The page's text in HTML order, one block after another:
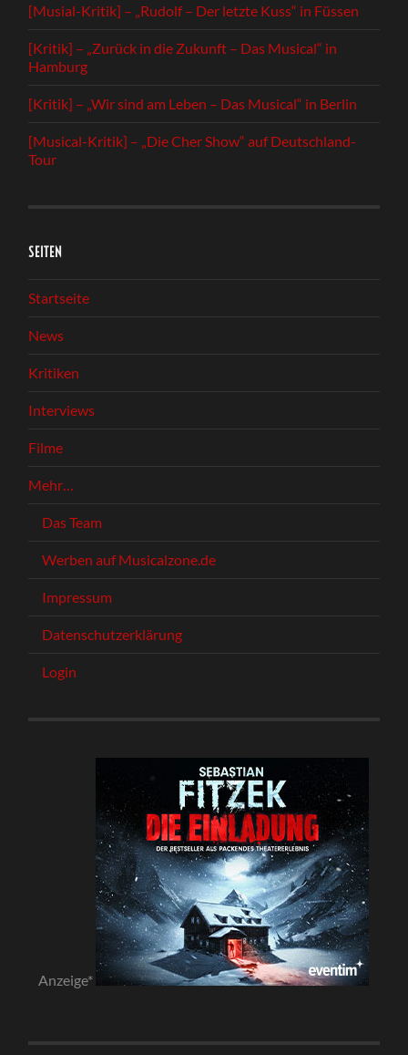
[Musial-Kritik] – „Rudolf – Der letzte Kuss“ in Füssen
[Kritik] – „Zurück in die Zukunft – Das Musical“ in
Hamburg
[Kritik] – „Wir sind am Leben – Das Musical“ in Berlin
[Musical-Kritik] – „Die Cher Show“ auf Deutschland-
Tour
SEITEN
Startseite
News
Kritiken
Interviews
Filme
Mehr…
Das Team
Werben auf Musicalzone.de
Impressum
Datenschutzerklärung
Login
Anzeige*